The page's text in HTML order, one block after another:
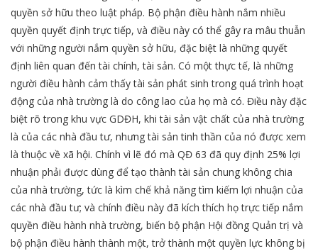
quyền sở hữu theo luật pháp. Bộ phận điều hành nắm nhiều
quyền quyết định trực tiếp, và điều này có thể gây ra mâu thuẫn
với những người nắm quyền sở hữu, đặc biệt là những quyết
định liên quan đến tài chính, tài sản. Có một thực tế, là những
người điều hành cảm thấy tài sản phát sinh trong quá trình hoạt
động của nhà trường là do công lao của họ mà có. Điều này đặc
biệt rõ trong khu vực GDĐH, khi tài sản vật chất của nhà trường
là của các nhà đầu tư, nhưng tài sản tinh thần của nó được xem
là thuộc về xã hội. Chính vì lẽ đó mà QĐ 63 đã quy định 25% lợi
nhuận phải được dùng để tạo thành tài sản chung không chia
của nhà trường, tức là kìm chế khả năng tìm kiếm lợi nhuận của
các nhà đầu tư; và chính điều này đã kích thích họ trực tiếp nắm
quyền điều hành nhà trường, biến bộ phận Hội đồng Quản trị và
bộ phận điều hành thành một, trở thành một quyền lực không bị